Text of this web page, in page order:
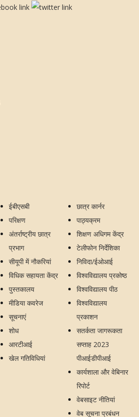
ईबीएसबी
परिक्षण
अंतर्राष्ट्रीय छात्र
प्रभाग
सीयूपी में नौकरियां
विधिक सहायता केंद्र
पुस्तकालय
मीडिया कवरेज
सूचनाएं
शोध
आरटीआई
खेल गतिविधियां
छात्र कार्नर
पाठ्यक्रम
शिक्षण अधिगम केंद्र
टेलीफोन निर्देशिका
निविदा/ईओआई
विश्वविद्यालय प्रकोष्ठ
विश्वविद्यालय पीठ
विश्वविद्यालय
प्रकाशन
सतर्कता जागरूकता
सप्ताह 2023
पीआईडीपीआई
कार्यशाला और वेबिनार
रिपोर्ट
वेबसाइट नीतियां
वेब सूचना प्रबंधन